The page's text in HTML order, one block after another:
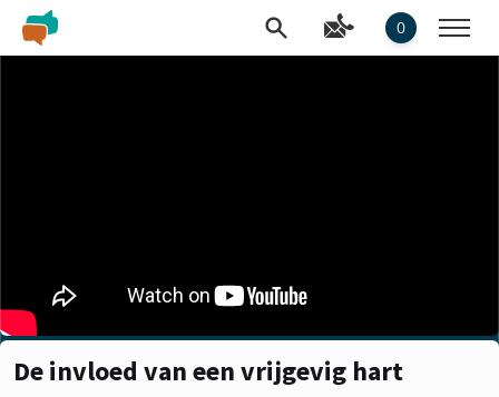
0
De invloed van een vrijgevig hart